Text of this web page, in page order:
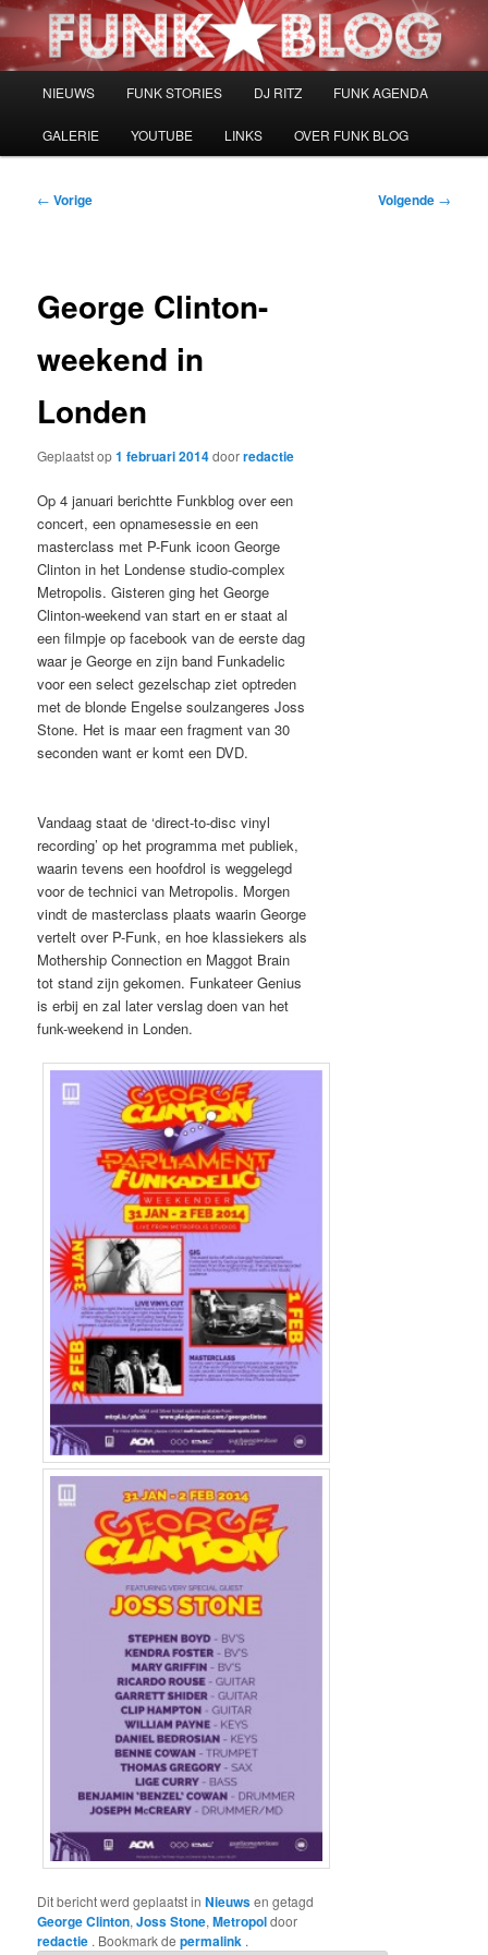
Spring
naar
NIEUWS FUNK STORIES DJ RITZ FUNK AGENDA
GALERIE YOUTUBE LINKS OVER FUNK BLOG
Bericht
← Vorige Volgende →
George Clinton-
weekend in
Londen
Geplaatst op1 februari 2014doorredactie
Op 4 januari berichtte Funkblog over een
concert, een opnamesessie en een
masterclass met P-Funk icoon George
Clinton in het Londense studio-complex
Metropolis. Gisteren ging het George
Clinton-weekend van start en er staat al
een filmpje op facebook van de eerste dag
waar je George en zijn band Funkadelic
voor een select gezelschap ziet optreden
met de blonde Engelse soulzangeres Joss
Stone. Het is maar een fragment van 30
seconden want er komt een DVD.
Vandaag staat de ‘direct-to-disc vinyl
recording’ op het programma met publiek,
waarin tevens een hoofdrol is weggelegd
voor de technici van Metropolis. Morgen
vindt de masterclass plaats waarin George
vertelt over P-Funk, en hoe klassiekers als
Mothership Connection en Maggot Brain
tot stand zijn gekomen. Funkateer Genius
is erbij en zal later verslag doen van het
funk-weekend in Londen.
Dit bericht werd geplaatst inNieuwsen getagd
George Clinton,Joss Stone,Metropoldoor
redactie . Bookmark depermalink .